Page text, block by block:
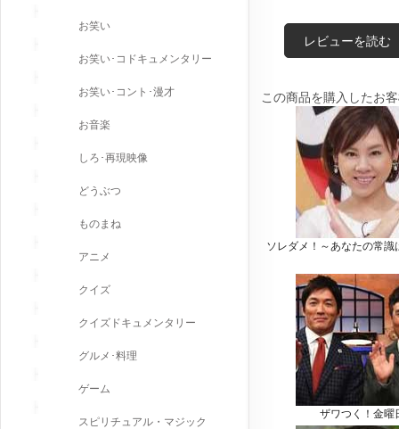
レビューを読む
この商品を購入したお
ソレダメ！～あなたの常識
ザワつく！金曜
お笑い
お笑い･コドキュメンタリー
お笑い･コント･漫才
お音楽
しろ･再現映像
どうぶつ
ものまね
アニメ
クイズ
クイズドキュメンタリー
グルメ･料理
ゲーム
スピリチュアル・マジック